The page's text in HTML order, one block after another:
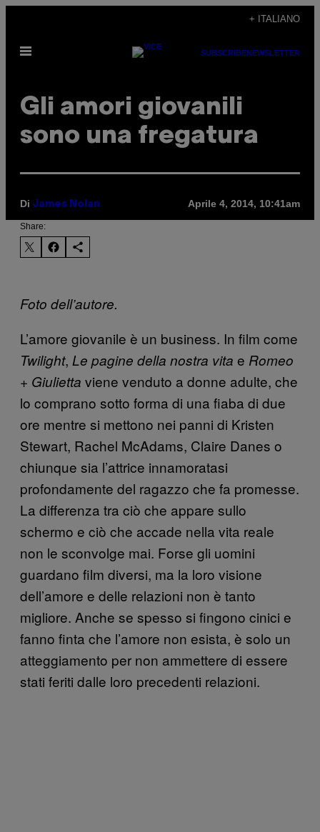
contenuto
+ ITALIANO
Apri
SUBSCRIBENEWSLETTER
Gli amori giovanili
sono una fregatura
Di James Nolan Aprile 4, 2014, 10:41am
Share:
Foto dell’autore.
L’amore giovanile è un business. In film come
Twilight, Le pagine della nostra vita e Romeo
+ Giulietta viene venduto a donne adulte, che
lo comprano sotto forma di una fiaba di due
ore mentre si mettono nei panni di Kristen
Stewart, Rachel McAdams, Claire Danes o
chiunque sia l’attrice innamoratasi
profondamente del ragazzo che fa promesse.
La differenza tra ciò che appare sullo
schermo e ciò che accade nella vita reale
non le sconvolge mai. Forse gli uomini
guardano film diversi, ma la loro visione
dell’amore e delle relazioni non è tanto
migliore. Anche se spesso si fingono cinici e
fanno finta che l’amore non esista, è solo un
atteggiamento per non ammettere di essere
stati feriti dalle loro precedenti relazioni.